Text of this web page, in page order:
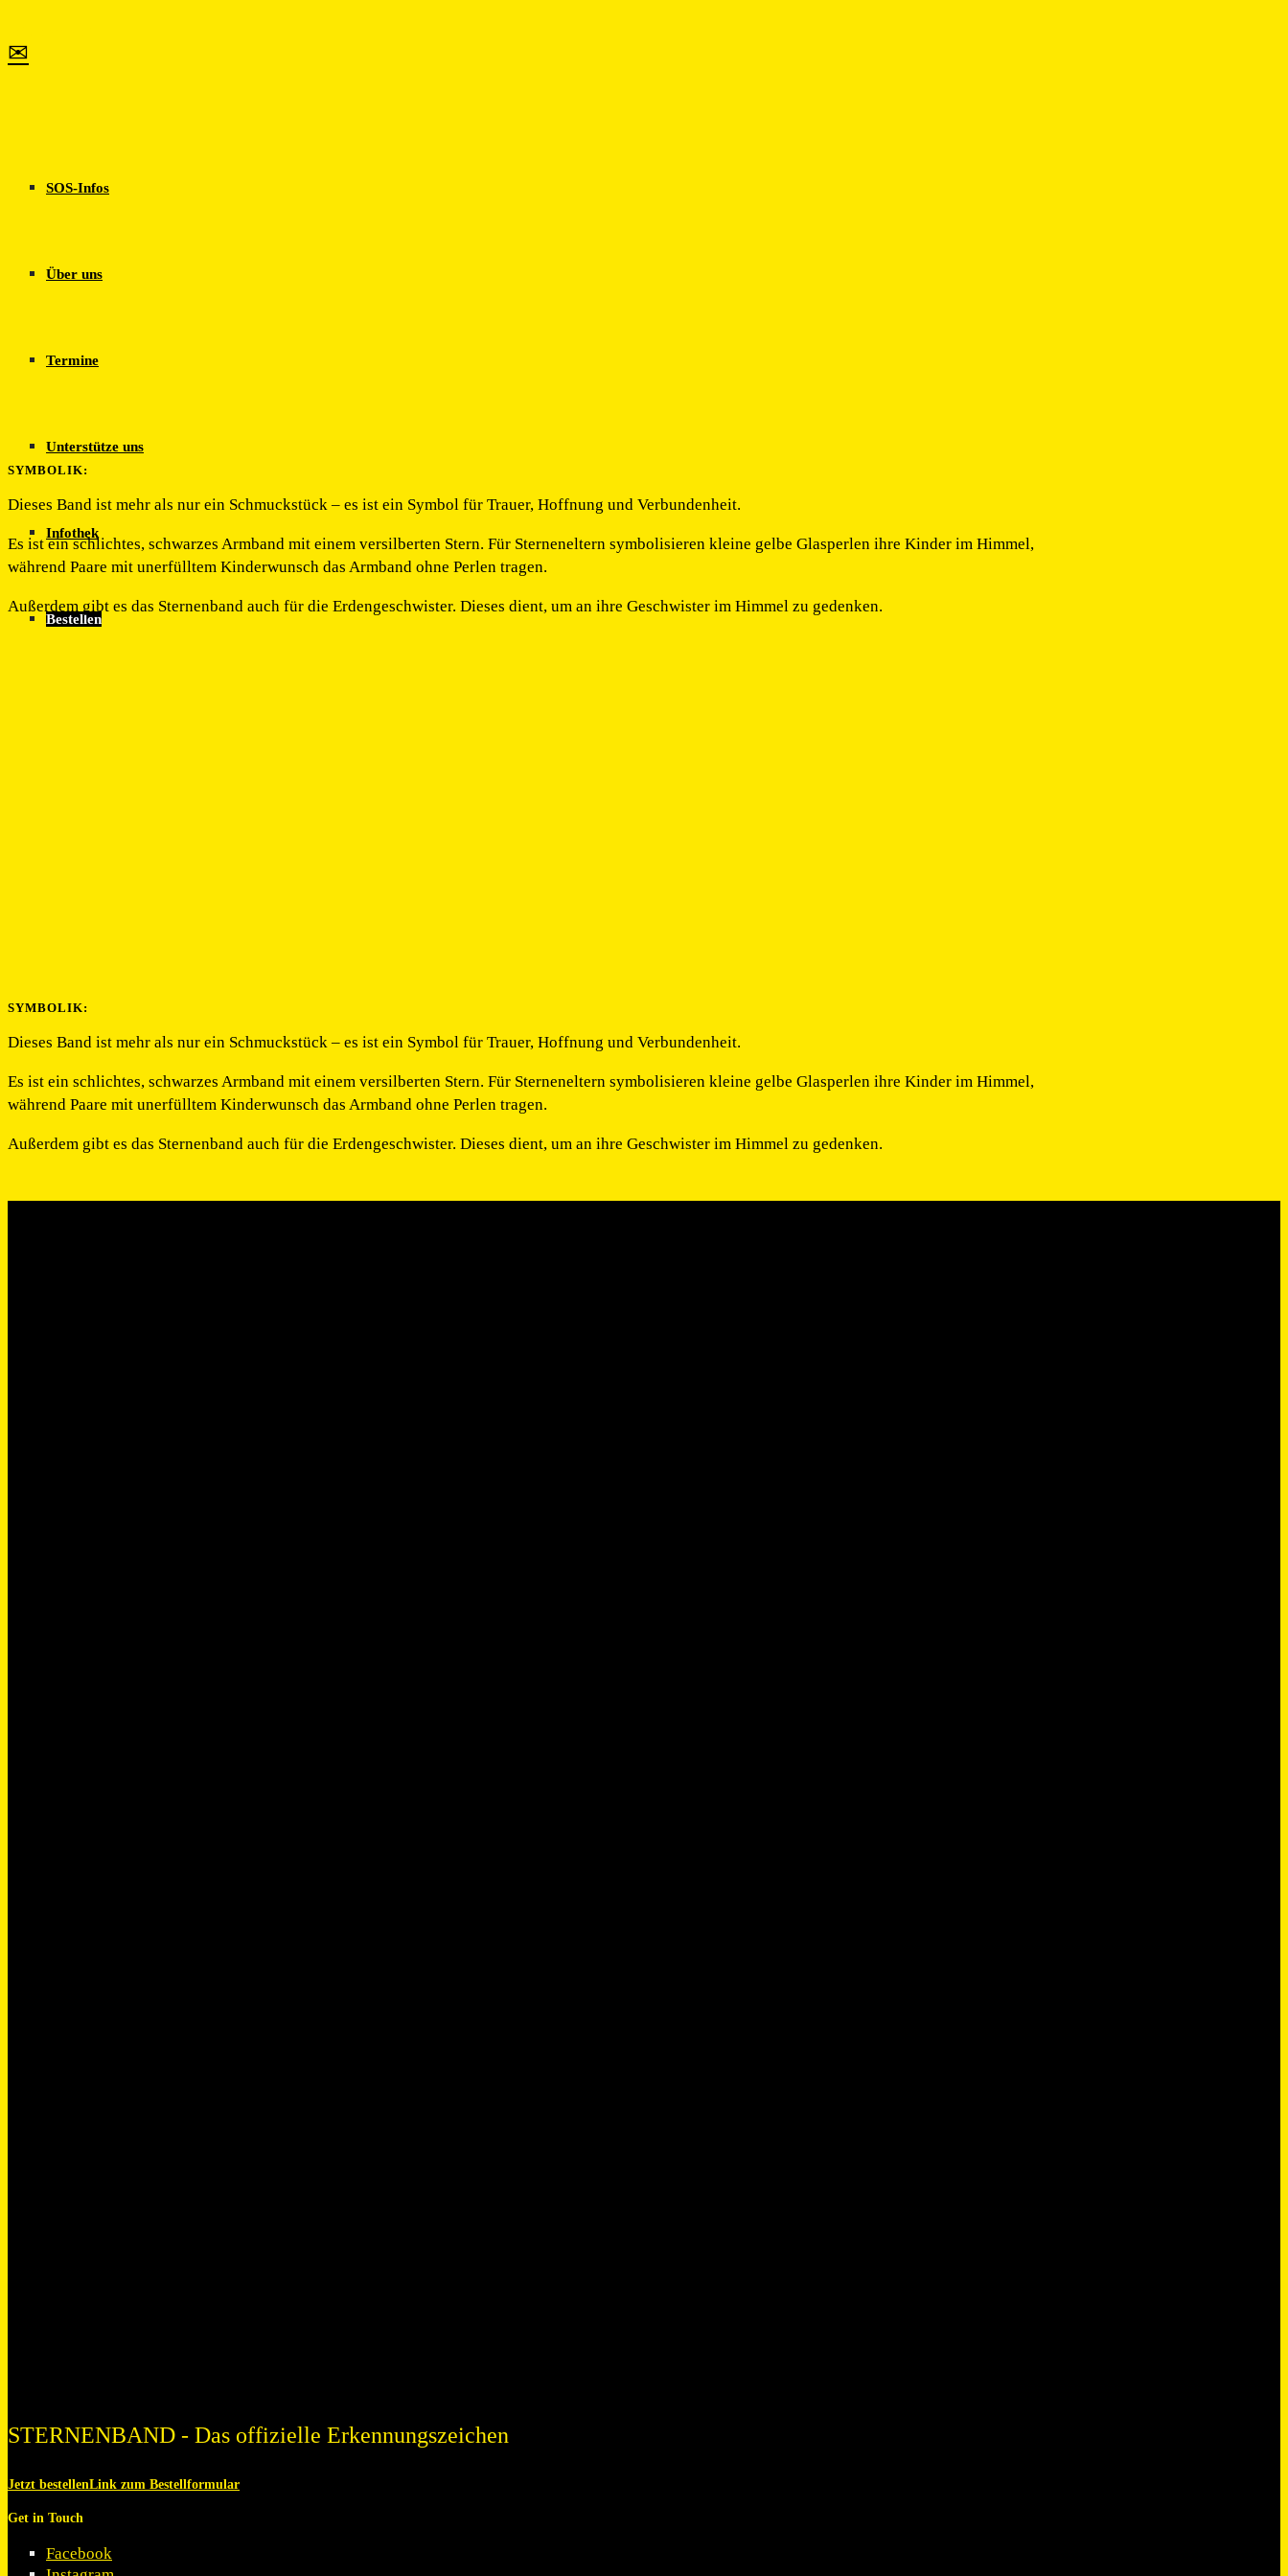
✉
SOS-Infos
Über uns
Termine
Unterstütze uns
Infothek
Bestellen
SYMBOLIK:
Dieses Band ist mehr als nur ein Schmuckstück – es ist ein Symbol für Trauer, Hoffnung und Verbundenheit.
Es ist ein schlichtes, schwarzes Armband mit einem versilberten Stern. Für Sterneneltern symbolisieren kleine gelbe Glasperlen ihre Kinder im Himmel,
während Paare mit unerfülltem Kinderwunsch das Armband ohne Perlen tragen.
Außerdem gibt es das Sternenband auch für die Erdengeschwister. Dieses dient, um an ihre Geschwister im Himmel zu gedenken.
SYMBOLIK:
Dieses Band ist mehr als nur ein Schmuckstück – es ist ein Symbol für Trauer, Hoffnung und Verbundenheit.
Es ist ein schlichtes, schwarzes Armband mit einem versilberten Stern. Für Sterneneltern symbolisieren kleine gelbe Glasperlen ihre Kinder im Himmel,
während Paare mit unerfülltem Kinderwunsch das Armband ohne Perlen tragen.
Außerdem gibt es das Sternenband auch für die Erdengeschwister. Dieses dient, um an ihre Geschwister im Himmel zu gedenken.
STERNENBAND - Das offizielle Erkennungszeichen
Jetzt bestellenLink zum Bestellformular
Get in Touch
Facebook